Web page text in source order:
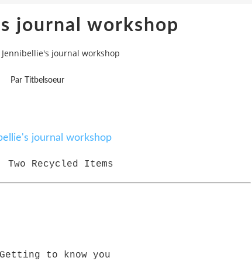
journal workshop
Jennibellie's journal workshop
Par Titbelsoeur
Recycled Items
to know you